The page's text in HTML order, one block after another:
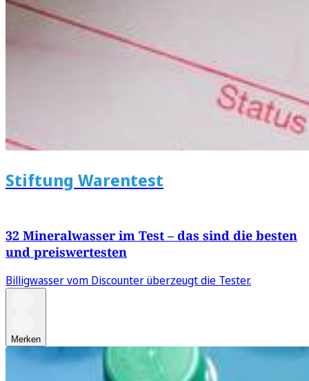
Stiftung Warentest
32 Mineralwasser im Test – das sind die besten
und preiswertesten
Billigwasser vom Discounter überzeugt die Tester.
Merken